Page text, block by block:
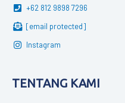
+62 812 9898 7296
[email protected]
Instagram
TENTANG KAMI